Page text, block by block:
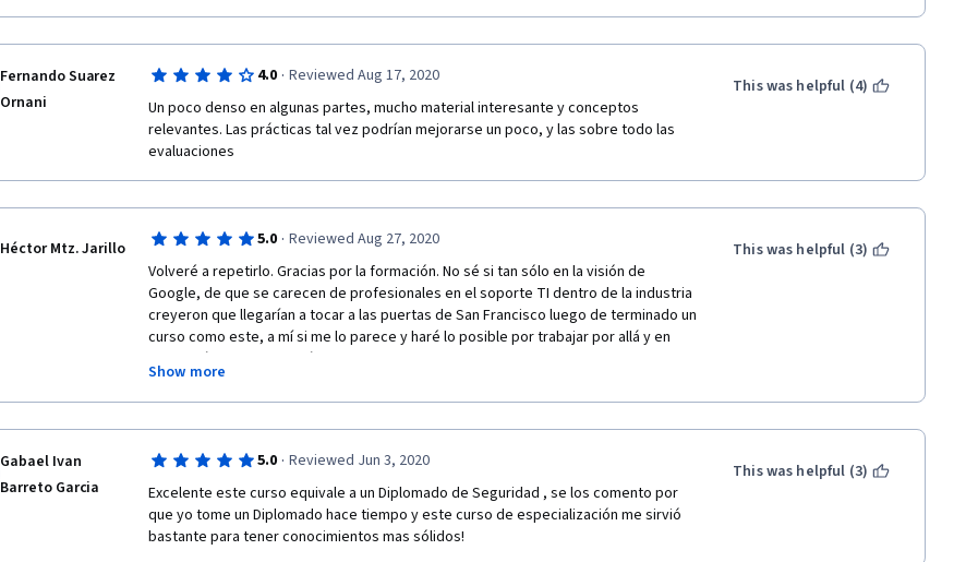
Fernando Suarez
Ornani
4.0 · Reviewed Aug 17, 2020
Un poco denso en algunas partes, mucho material interesante y conceptos
relevantes. Las prácticas tal vez podrían mejorarse un poco, y las sobre todo las
evaluaciones
This was helpful (4)
Héctor Mtz. Jarillo 5.0 · Reviewed Aug 27, 2020
Volveré a repetirlo. Gracias por la formación. No sé si tan sólo en la visión de
Google, de que se carecen de profesionales en el soporte TI dentro de la industria
creyeron que llegarían a tocar a las puertas de San Francisco luego de terminado un
curso como este, a mí si me lo parece y haré lo posible por trabajar por allá y en
otros países. Yo esperaría tomar la seguridad como el punto medio antes de tocar
la cumbre que me apetece luego de dominar a un excelente nivel el rol de soporte:
la programación de sistemas de seguridad o de bases de datos. Espero para
entonces ya hablar y escribir en inglés para hacerles llegar de mejor manera la
experiencias; yo estoy en una situación totalmente diferente, no soy tan joven
como cuando ellos iniciaron, pero sin duda algo que entendí es que pude
comprender y asimilar muchas cosas, pero que el estudio consistente. Me siento
nuevamente más que motivado, ha sido duro esta visión intensiva, lo único triste es
Show more
This was helpful (3)
Gabael Ivan
Barreto Garcia
5.0 · Reviewed Jun 3, 2020
Excelente este curso equivale a un Diplomado de Seguridad , se los comento por
que yo tome un Diplomado hace tiempo y este curso de especialización me sirvió
bastante para tener conocimientos mas sólidos!
This was helpful (3)